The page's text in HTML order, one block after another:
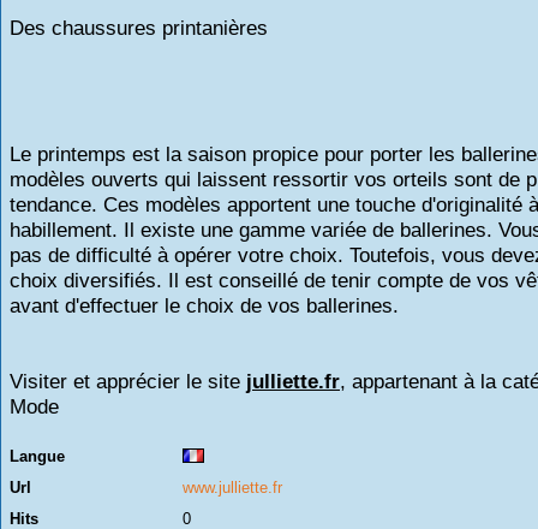
Des chaussures printanières
Le printemps est la saison propice pour porter les
modèles ouverts qui laissent ressortir vos orteils sont de
tendance. Ces modèles apportent une touche d'originalité
habillement. Il existe une gamme variée de ballerines.
pas de difficulté à opérer votre choix. Toutefois, vous
choix diversifiés. Il est conseillé de tenir compte de vos
avant d'effectuer le choix de vos ballerines.
Visiter et apprécier le site julliette.fr, appartenant à la
Mode
Langue
Url
www.julliette.fr
Hits
0